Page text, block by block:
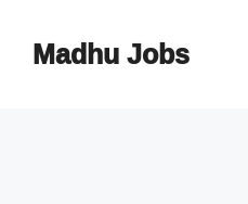
contentMadhu Jobs